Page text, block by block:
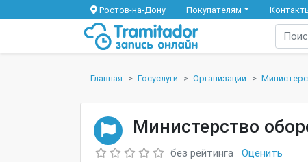
Ростов-на-Дону Покупателям
Главная Госуслуги Организации
Министерство
без рейтинга
Оценить